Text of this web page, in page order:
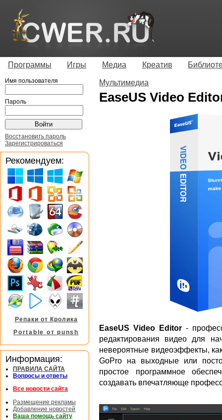
Программы Игры Медиа Креатив
Мультимедиа
EaseUS Video
EaseUS Video Editor -
редактирования видео для
невероятные видеоэффекты,
GoPro на выходные или
простое программное
создавать впечатляюще
Имя пользователя
Пароль
Восстановить пароль
Зарегистрироваться
Рекомендуем:
Репаки от Кролика
Portable от punsh
Информация:
ПРАВИЛА САЙТА
Вопросы и ответы
Все новости сайта
Размещение рекламы
Добавление новостей
Ваша помощь сайту